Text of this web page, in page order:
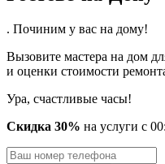
. Починим у вас на дому!
Вызовите мастера на дом
и оценки стоимости
Ура, счастливые часы!
Скидка 30% на услуги с 00